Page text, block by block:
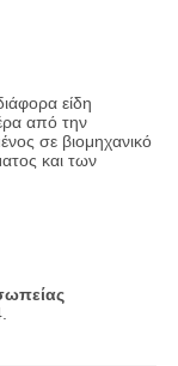
είδη
από την
σε βιομηχανικό
και των